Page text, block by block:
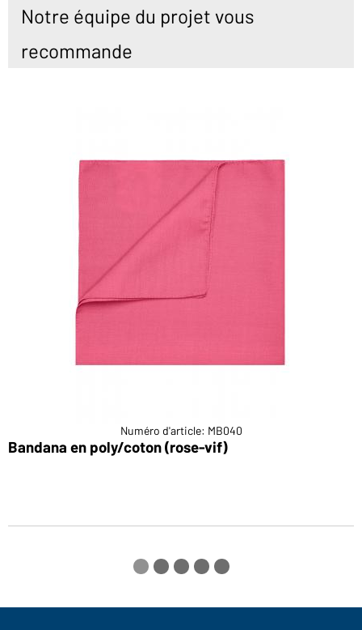
Notre équipe du projet vous
recommande
Numéro d'article: MB040
Bandana en poly/coton (rose-vif)